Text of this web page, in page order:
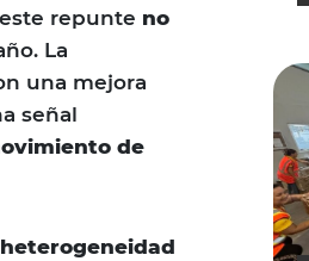
repunte no
La
una mejora
señal
de
heterogeneidad